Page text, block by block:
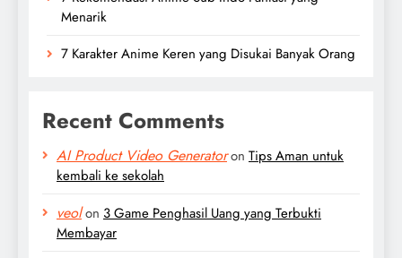
Menarik
7 Karakter Anime Keren yang Disukai Banyak Orang
Recent Comments
AI Product Video Generatoron Tips Aman untuk
kembali ke sekolah
veolon 3 Game Penghasil Uang yang Terbukti
Membayar